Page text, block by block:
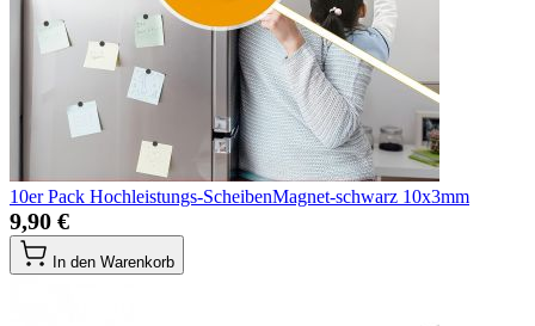
10er Pack Hochleistungs-ScheibenMagnet-schwarz 10x3mm
9,90 €
In den Warenkorb